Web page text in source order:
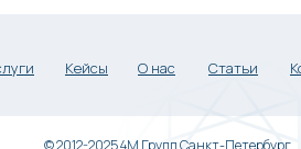
© 2012-2025 4M Групп Санкт-Петербург
Кейсы О нас Статьи